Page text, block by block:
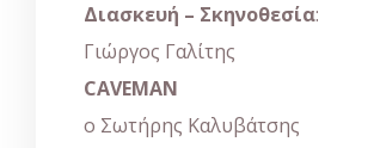
Διασκευή – Σκηνοθεσία:
Γιώργος Γαλίτης
CAVEMAN
ο Σωτήρης Καλυβάτσης